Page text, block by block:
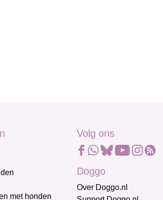
met honden
Volg ons
Doggo
Over Doggo.nl